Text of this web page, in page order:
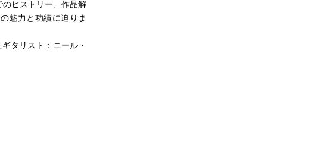
のヒストリー、作品解
魅力と功績に迫りま
タリスト：ニール・